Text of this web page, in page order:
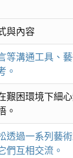
與內容
等溝通工具、
。
艱困環境下細
。
透過一系列藝
們互相交流。